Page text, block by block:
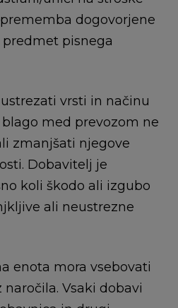
dogovorjene
pisnega
vrsti in načinu
med prevozom ne
zmanjšati njegove
Dobavitelj je
koli škodo ali izgubo
ali neustrezne
enota mora vsebovati
Vsaki dobavi